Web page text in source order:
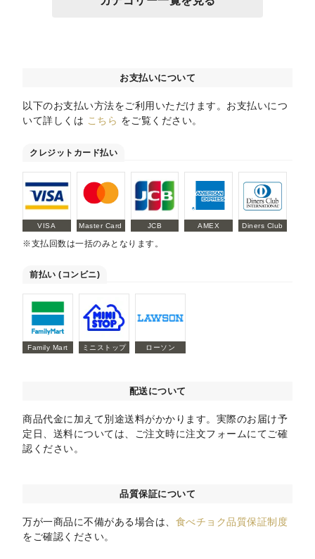
お支払いについて
以下のお支払い方法をご利用いただけます。お支払いにつ
いて詳しくは こちら をご覧ください。
クレジットカード払い
VISA Master Card JCB AMEX Diners Club
※支払回数は一括のみとなります。
前払い (コンビニ)
Family Mart ミニストップ ローソン
配送について
商品代金に加えて別途送料がかかります。実際のお届け予
定日、送料については、ご注文時に注文フォームにてご確
認ください。
品質保証について
万が一商品に不備がある場合は、 食べチョク品質保証制度
をご確認ください。